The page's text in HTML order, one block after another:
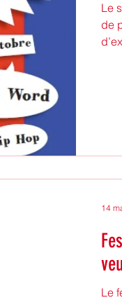
Le
de
Le
14